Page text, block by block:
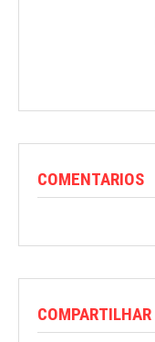
COMENTARIOS
COMPARTILHAR